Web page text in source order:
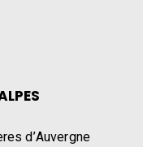
d’Auvergne